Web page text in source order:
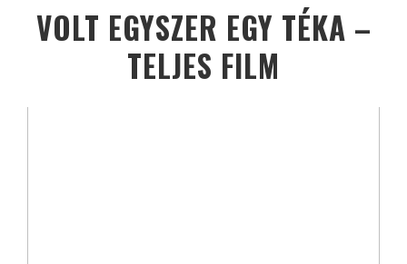
VOLT EGYSZER EGY TÉKA –
TELJES FILM